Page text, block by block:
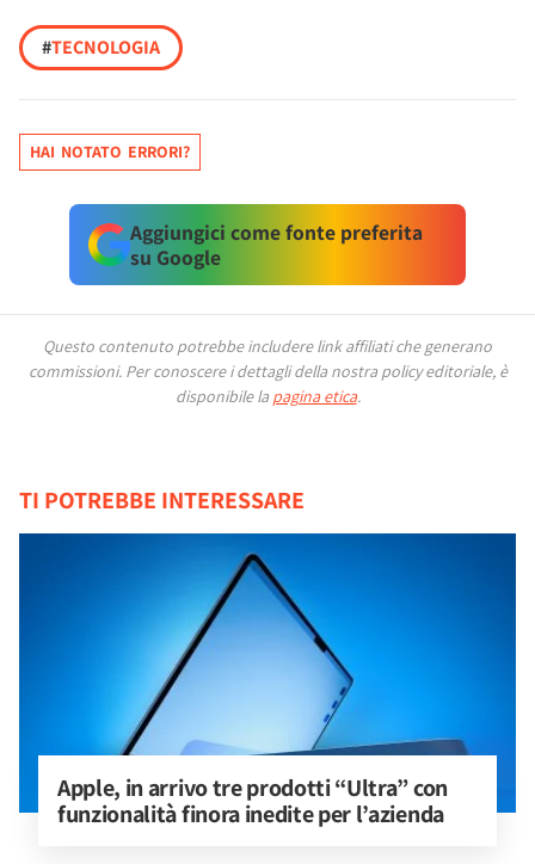
#TECNOLOGIA
HAI NOTATO ERRORI?
Aggiungici come fonte preferita
su Google
Questo contenuto potrebbe includere link affiliati che generano
commissioni. Per conoscere i dettagli della nostra policy editoriale, è
disponibile la pagina etica.
TI POTREBBE INTERESSARE
Apple, in arrivo tre prodotti “Ultra” con
funzionalità finora inedite per l’azienda